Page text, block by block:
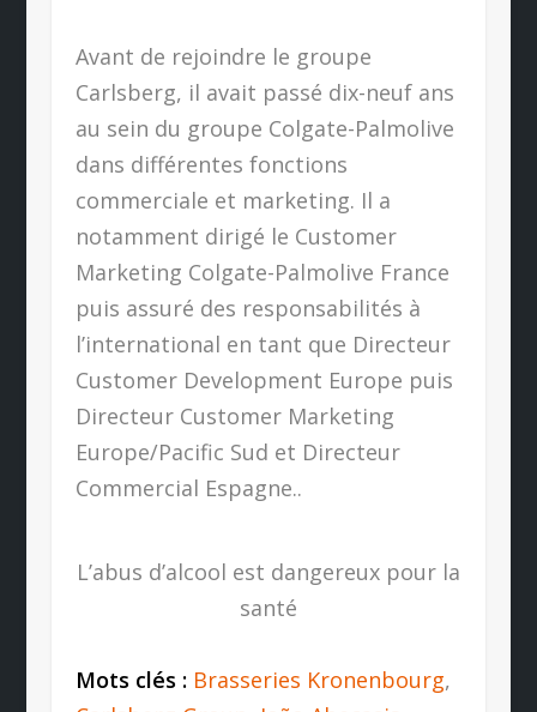
Avant de rejoindre le groupe
Carlsberg, il avait passé dix-neuf ans
au sein du groupe Colgate-Palmolive
dans différentes fonctions
commerciale et marketing. Il a
notamment dirigé le Customer
Marketing Colgate-Palmolive France
puis assuré des responsabilités à
l’international en tant que Directeur
Customer Development Europe puis
Directeur Customer Marketing
Europe/Pacific Sud et Directeur
Commercial Espagne..
L’abus d’alcool est dangereux pour la
santé
Mots clés : Brasseries Kronenbourg,